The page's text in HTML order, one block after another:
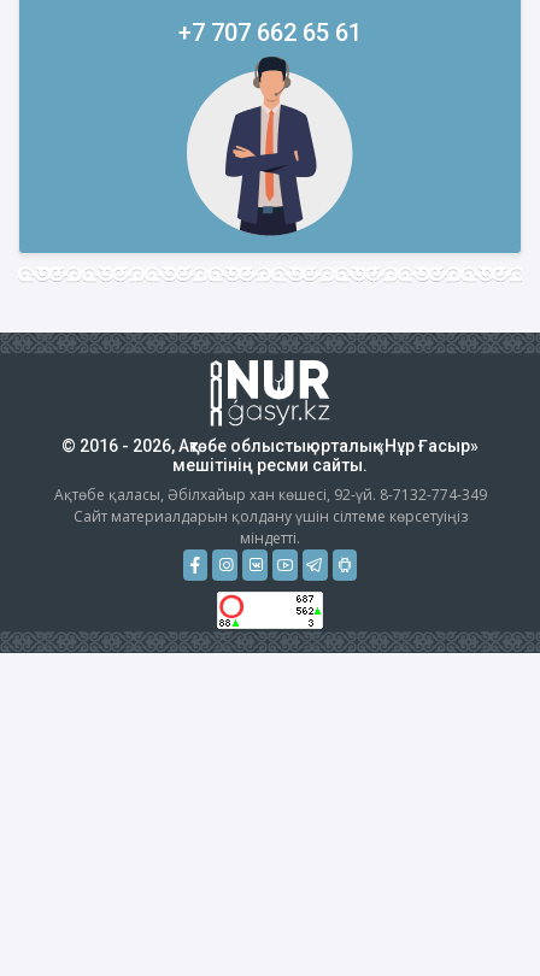
+7 707 662 65 61
© 2016 - 2026, Ақтөбе облыстық орталық «Нұр Ғасыр»
мешітінің ресми сайты.
Ақтөбе қаласы, Әбілхайыр хан көшесі, 92-үй. 8-7132-774-349
Сайт материалдарын қолдану үшін сілтеме көрсетуіңіз
міндетті.